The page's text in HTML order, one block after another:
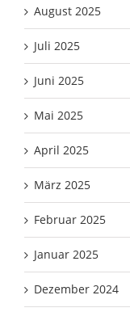
August 2025
Juli 2025
Juni 2025
Mai 2025
April 2025
März 2025
Februar 2025
Januar 2025
Dezember 2024